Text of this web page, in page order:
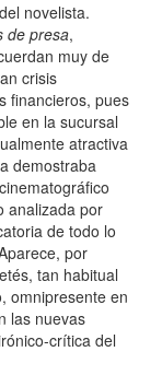
novelista.
de presa,
muy de
crisis
financieros, pues
en la sucursal
atractiva
demostraba
analizada por
de todo lo
por
tan habitual
omnipresente en
las nuevas
crítica del